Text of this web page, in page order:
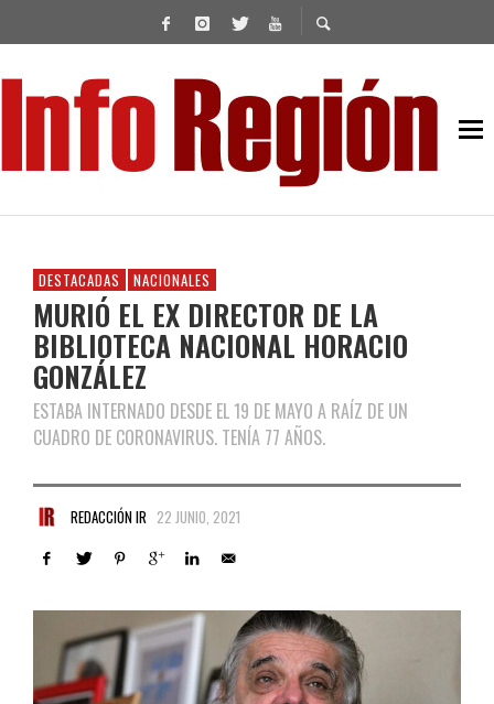
DESTACADAS NACIONALES
MURIÓ EL EX DIRECTOR DE LA
BIBLIOTECA NACIONAL HORACIO
GONZÁLEZ
ESTABA INTERNADO DESDE EL 19 DE MAYO A RAÍZ DE UN
CUADRO DE CORONAVIRUS. TENÍA 77 AÑOS.
REDACCIÓN IR 22 JUNIO, 2021